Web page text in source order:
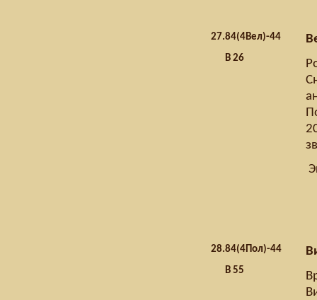
27.84(4Вел)-44
В 26
28.84(4Пол)-44
В 55